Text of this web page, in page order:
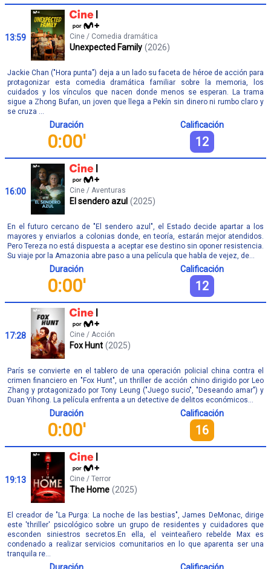
13:59 Cine / Comedia dramática
Unexpected Family (2026)
Jackie Chan ("Hora punta") deja a un lado su faceta de héroe de acción para
protagonizar esta comedia dramática familiar sobre la memoria, los
cuidados y los vínculos que nacen donde menos se esperan. La trama
sigue a Zhong Bufan, un joven que llega a Pekín sin dinero ni rumbo claro y
se cruza ...
Duración
0:00'
Calificación
12
16:00 Cine / Aventuras
El sendero azul (2025)
En el futuro cercano de "El sendero azul", el Estado decide apartar a los
mayores y enviarlos a colonias donde, en teoría, estarán mejor atendidos.
Pero Tereza no está dispuesta a aceptar ese destino sin oponer resistencia.
Su viaje por la Amazonia abre paso a una película que habla de vejez, de...
Duración
0:00'
Calificación
12
17:28 Cine / Acción
Fox Hunt (2025)
París se convierte en el tablero de una operación policial china contra el
crimen financiero en "Fox Hunt", un thriller de acción chino dirigido por Leo
Zhang y protagonizado por Tony Leung ("Juego sucio", "Deseando amar") y
Duan Yihong. La película enfrenta a un detective de delitos económicos...
Duración
0:00'
Calificación
16
19:13 Cine / Terror
The Home (2025)
El creador de "La Purga: La noche de las bestias", James DeMonac, dirige
este 'thriller' psicológico sobre un grupo de residentes y cuidadores que
esconden siniestros secretos.En ella, el veinteañero rebelde Max es
condenado a realizar servicios comunitarios en lo que aparenta ser una
tranquila re...